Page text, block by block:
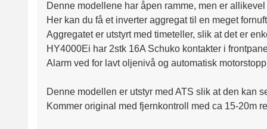
Denne modellene har åpen ramme, men er
Her kan du få et inverter aggregat til en meget
Aggregatet er utstyrt med timeteller, slik at det er
HY4000Ei har 2stk 16A Schuko kontakter i
Alarm ved for lavt oljenivå og automatisk
Denne modellen er utstyr med ATS slik at den kan
Kommer original med fjernkontroll med ca 15-20m